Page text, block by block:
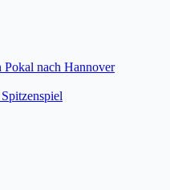
Pokal nach Hannover